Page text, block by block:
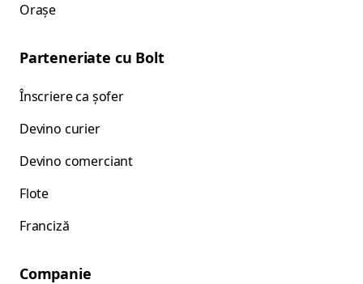
Orașe
Parteneriate cu Bolt
Înscriere ca șofer
Devino curier
Devino comerciant
Flote
Franciză
Companie